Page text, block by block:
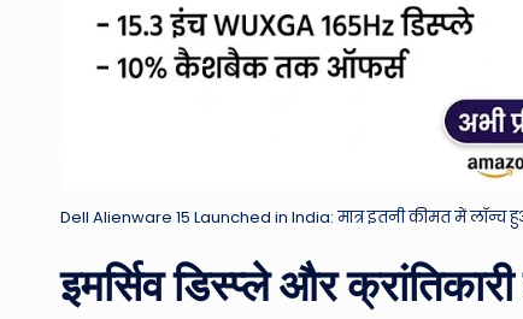
Dell Alienware 15 Launched in India: मात्र इतनी कीमत में लॉन्च
इमर्सिव डिस्प्ले और